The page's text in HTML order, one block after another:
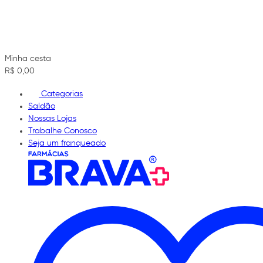
Minha cesta
R$ 0,00
Categorias
Saldão
Nossas Lojas
Trabalhe Conosco
Seja um franqueado